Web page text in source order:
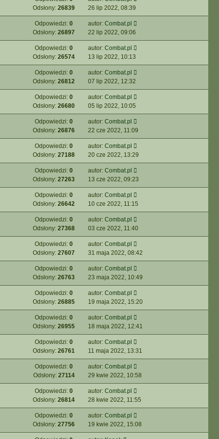
Odsłony: 26839
26 lip 2022, 08:39
Odpowiedzi: 0
Odsłony: 26897
autor: Combat.pl
22 lip 2022, 09:06
Odpowiedzi: 0
Odsłony: 26574
autor: Combat.pl
13 lip 2022, 10:13
Odpowiedzi: 0
Odsłony: 26812
autor: Combat.pl
07 lip 2022, 12:32
Odpowiedzi: 0
Odsłony: 26680
autor: Combat.pl
05 lip 2022, 10:05
Odpowiedzi: 0
Odsłony: 26876
autor: Combat.pl
22 cze 2022, 11:09
Odpowiedzi: 0
Odsłony: 27188
autor: Combat.pl
20 cze 2022, 13:29
Odpowiedzi: 0
Odsłony: 27263
autor: Combat.pl
13 cze 2022, 09:23
Odpowiedzi: 0
Odsłony: 26642
autor: Combat.pl
10 cze 2022, 11:15
Odpowiedzi: 0
Odsłony: 27368
autor: Combat.pl
03 cze 2022, 11:40
Odpowiedzi: 0
Odsłony: 27607
autor: Combat.pl
31 maja 2022, 08:42
Odpowiedzi: 0
Odsłony: 26763
autor: Combat.pl
23 maja 2022, 10:49
Odpowiedzi: 0
Odsłony: 26885
autor: Combat.pl
19 maja 2022, 15:20
Odpowiedzi: 0
Odsłony: 26955
autor: Combat.pl
18 maja 2022, 12:41
Odpowiedzi: 0
Odsłony: 26761
autor: Combat.pl
11 maja 2022, 13:31
Odpowiedzi: 0
Odsłony: 27114
autor: Combat.pl
29 kwie 2022, 10:58
Odpowiedzi: 0
Odsłony: 26814
autor: Combat.pl
28 kwie 2022, 11:55
Odpowiedzi: 0
Odsłony: 27756
autor: Combat.pl
19 kwie 2022, 15:08